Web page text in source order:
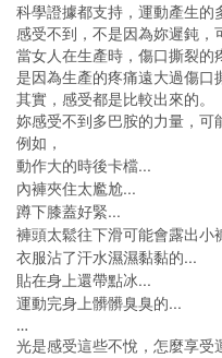
科學證據都支持，運動產生的
感受不到，不是因為妳遲鈍，
當女人在生產時，傷口撕裂的
是因為生產的疼痛遠大過傷口
其實，感受都是比較出來的。
妳感受不到多巴胺的力量，可
例如，
動作大的時後卡檔...
內褲夾住太尷尬...
蹲下膝蓋好緊...
褲頭太鬆往下滑可能會露出小
衣服沾了汗水濕濕黏黏的...
貼在身上還帶點冰...
運動完身上髒髒臭臭的...
…
光是感受這些不悅，怎麼享受